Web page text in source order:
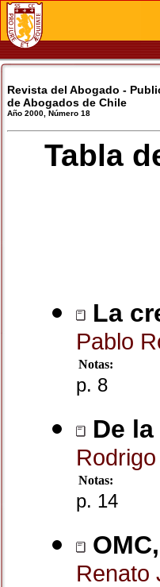
Revista del Abogado -
de Abogados de Chile
Año 2000, Número 18
Tabla
La
Pablo
Notas:
p. 8
De
Notas:
p. 14
Renato